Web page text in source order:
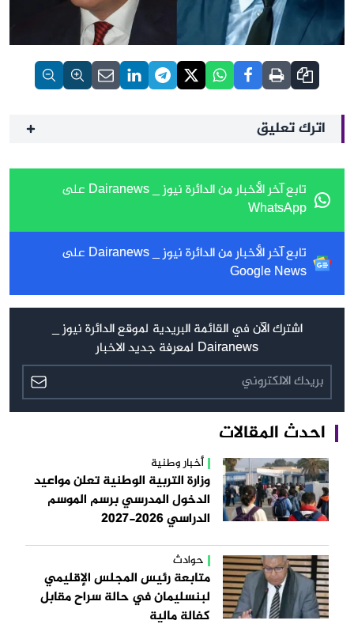
اترك تعليق
تابع آخر الأخبار من الدائرة نيوز _ Dairanews على
WhatsApp
تابع آخر الأخبار من الدائرة نيوز _ Dairanews على
Google News
اشترك الآن في القائمة البريدية لموقع الدائرة نيوز _
Dairanews لمعرفة جديد الاخبار
احدث المقالات
أخبار وطنية
وزارة التربية الوطنية تعلن مواعيد
الدخول المدرسي برسم الموسم
الدراسي 2026-2027
حوادث
متابعة رئيس المجلس الإقليمي
لبنسليمان في حالة سراح مقابل
كفالة مالية